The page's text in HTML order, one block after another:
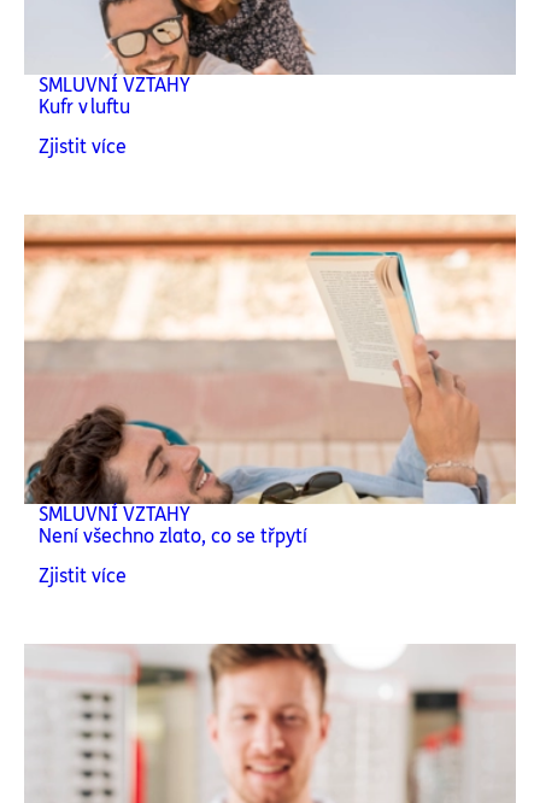
SMLUVNÍ VZTAHY
Kufr v luftu
Zjistit více
SMLUVNÍ VZTAHY
Není všechno zlato, co se třpytí
Zjistit více